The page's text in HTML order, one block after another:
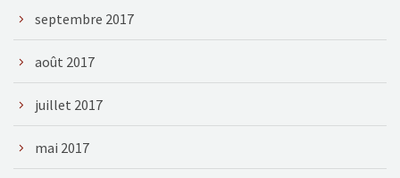
septembre 2017
août 2017
juillet 2017
mai 2017